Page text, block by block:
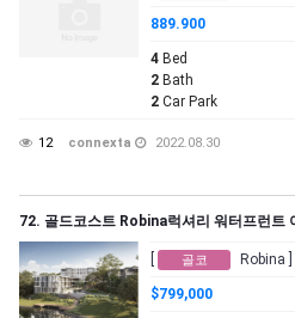
889.900
4 Bed
2 Bath
2 Car Park
12 connexta 2022.08.30
골코 Robina ]
$799,000